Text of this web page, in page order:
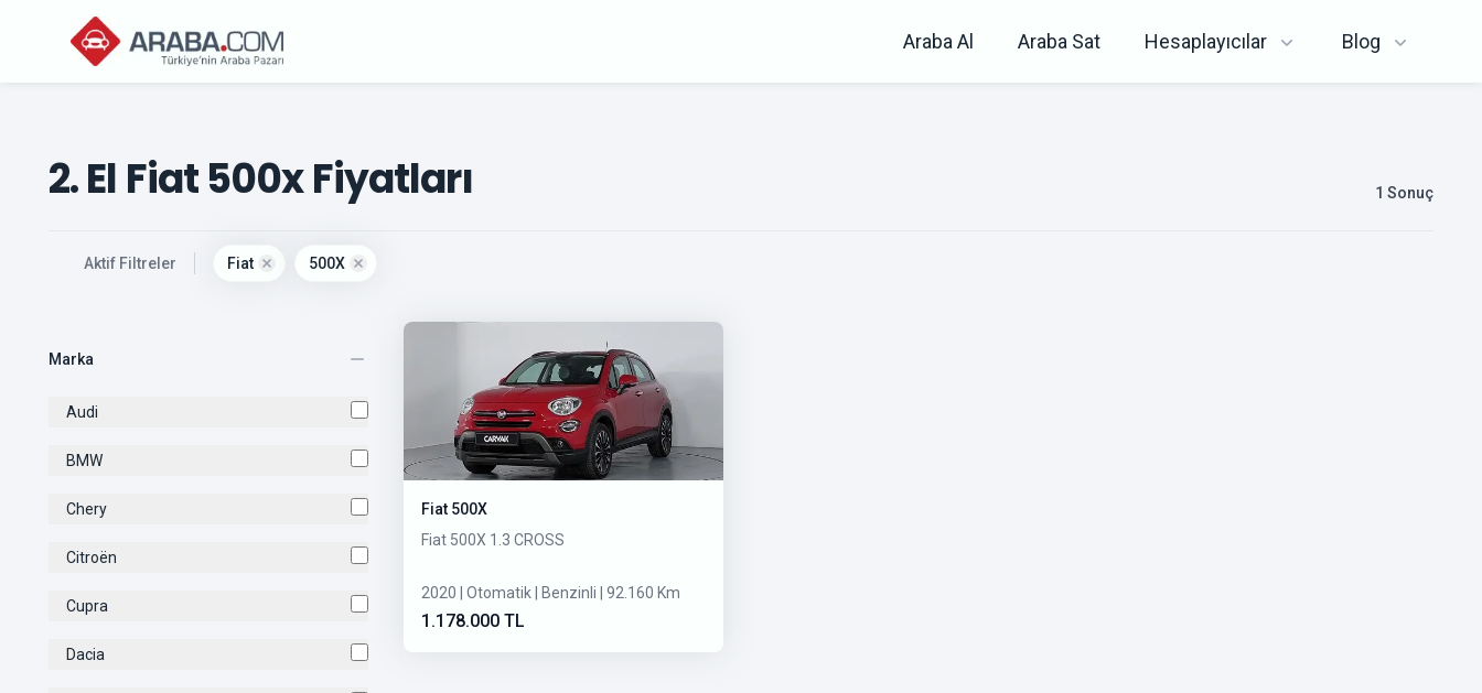
Araba Al Araba Sat Hesaplayıcılar Blog
2. El Fiat 500x Fiyatları 1 Sonuç
Aktif Filtreler Fiat Remove filter for
500X Remove filter for
Marka
Audi
BMW
Chery
Citroën
Cupra
Dacia
Fiat 500X
Fiat 500X 1.3 CROSS
2020 | Otomatik | Benzinli | 92.160 Km
1.178.000 TL